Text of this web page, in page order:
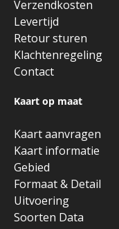
Verzendkosten
Levertijd
Retour sturen
Klachtenregeling
Contact
Kaart op maat
Kaart aanvragen
Kaart informatie
Gebied
Formaat & Detail
Uitvoering
Soorten Data